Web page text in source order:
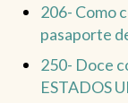
206- Como
pasaporte
250- Doce
ESTADOS